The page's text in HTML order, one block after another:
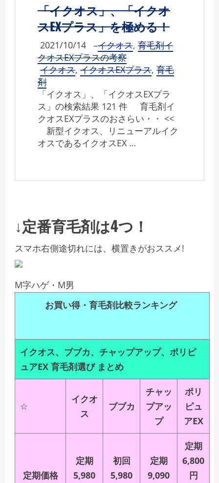
「イクオス」、「イクオ
スEXプラス」を極める！
2021/10/14 –イクオス, 育毛剤イ
クオスEXプラスの考察
イクオス, イクオスEXプラス, 育毛
剤
「イクオス」、「イクオスEXプラ
ス」の検索結果 121 件 育毛剤イ
クオスEXプラスのおさらい・・ <<
新型イクオス、リニューアルイク
オスであるイクオスEX …
↓定番育毛剤は4つ！
スマホ右側途切れには、横置きがおススメ!
M字ハゲ・M男
お買い得・育毛剤比較ランキング
イクオス、ブブカ、チャップアップ、ポリピ
ュアEX 育毛剤選び まとめ
☆
イクオ
ス
ブブカ
チャッ
プアッ
プ
ポリ
ピュ
アEX
定期価格
定期
5,980
初回
5,980
定期
9,090
定期
6,800
円